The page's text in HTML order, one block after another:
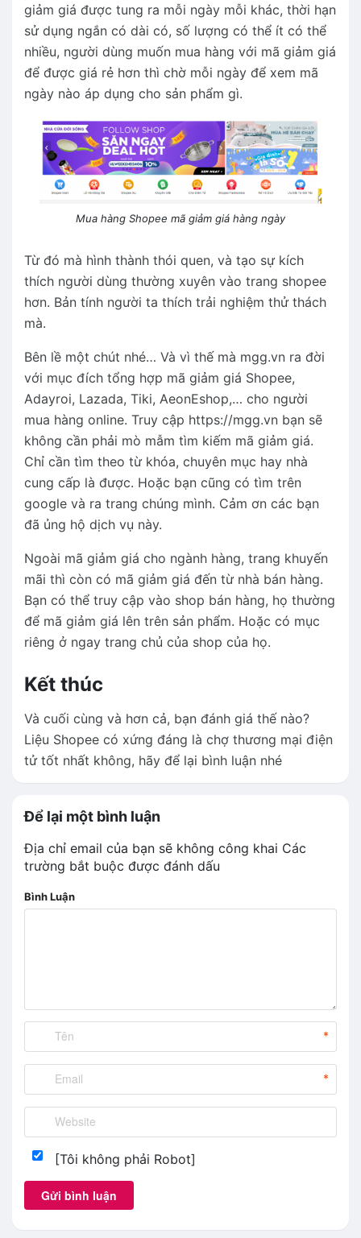
giảm giá được tung ra mỗi ngày mỗi khác, thời hạn
sử dụng ngắn có dài có, số lượng có thể ít có thể
nhiều, người dùng muốn mua hàng với mã giảm giá
để được giá rẻ hơn thì chờ mỗi ngày để xem mã
ngày nào áp dụng cho sản phẩm gì.
Mua hàng Shopee mã giảm giá hàng ngày
Từ đó mà hình thành thói quen, và tạo sự kích
thích người dùng thường xuyên vào trang shopee
hơn. Bản tính người ta thích trải nghiệm thử thách
mà.
Bên lề một chút nhé… Và vì thế mà mgg.vn ra đời
với mục đích tổng hợp mã giảm giá Shopee,
Adayroi, Lazada, Tiki, AeonEshop,… cho người
mua hàng online. Truy cập https://mgg.vn bạn sẽ
không cần phải mò mẫm tìm kiếm mã giảm giá.
Chỉ cần tìm theo từ khóa, chuyên mục hay nhà
cung cấp là được. Hoặc bạn cũng có tìm trên
google và ra trang chúng mình. Cảm ơn các bạn
đã ủng hộ dịch vụ này.
Ngoài mã giảm giá cho ngành hàng, trang khuyến
mãi thì còn có mã giảm giá đến từ nhà bán hàng.
Bạn có thể truy cập vào shop bán hàng, họ thường
để mã giảm giá lên trên sản phẩm. Hoặc có mục
riêng ở ngay trang chủ của shop của họ.
Kết thúc
Và cuối cùng và hơn cả, bạn đánh giá thế nào?
Liệu Shopee có xứng đáng là chợ thương mại điện
tử tốt nhất không, hãy để lại bình luận nhé
Để lại một bình luận
Địa chỉ email của bạn sẽ không công khai Các
trường bắt buộc được đánh dấu
Bình Luận
*
*
[Tôi không phải Robot]
Gửi bình luận